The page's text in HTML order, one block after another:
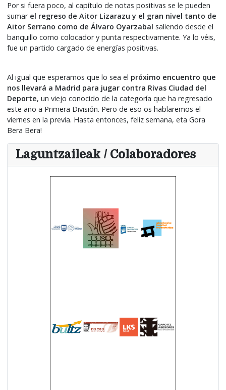
Por si fuera poco, al capítulo de notas positivas se le pueden
sumar el regreso de Aitor Lizarazu y el gran nivel tanto de
Aitor Serrano como de Álvaro Oyarzabal saliendo desde el
banquillo como colocador y punta respectivamente. Ya lo véis,
fue un partido cargado de energías positivas.
Al igual que esperamos que lo sea el próximo encuentro que
nos llevará a Madrid para jugar contra Rivas Ciudad del
Deporte, un viejo conocido de la categoría que ha regresado
este año a Primera División. Pero de eso os hablaremos el
viernes en la previa. Hasta entonces, feliz semana, eta Gora
Bera Bera!
Laguntzaileak / Colaboradores